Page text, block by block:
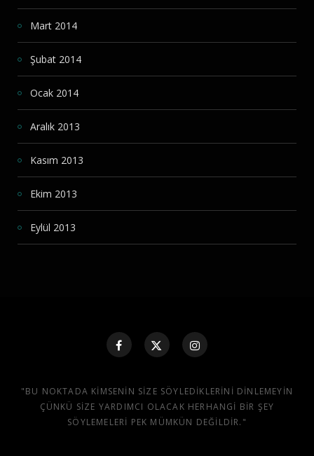
Mart 2014
Şubat 2014
Ocak 2014
Aralık 2013
Kasım 2013
Ekim 2013
Eylül 2013
"BU NOKTADA KIMSENIN SIZE SÖYLEDIKLERINI DINLEMEYIN
ÇÜNKÜ SIZE YARDIMCI OLACAK HERHANGI BIR ŞEY
SÖYLEMELERI PEK MÜMKÜN DEĞILDIR."